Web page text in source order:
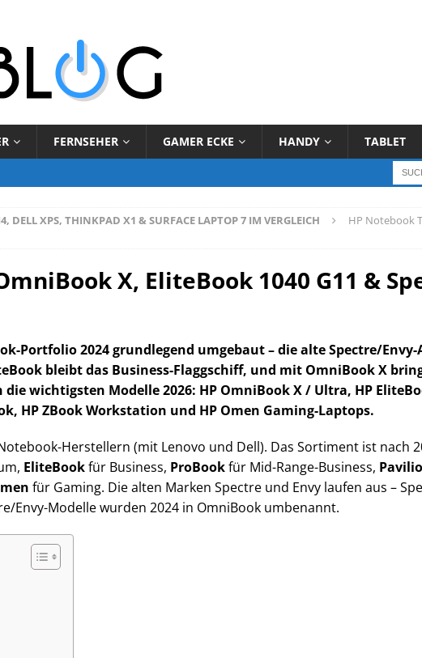
FERNSEHER GAMER ECKE HANDY TABLET
DELL XPS, THINKPAD X1 & SURFACE LAPTOP 7 IM VERGLEICH
HP Notebook
X, EliteBook 1040 G11 &
Portfolio 2024 grundlegend umgebaut – die alte Spectre/
bleibt das Business-Flaggschiff, und mit OmniBook X
wichtigsten Modelle 2026: HP OmniBook X / Ultra, HP
HP ZBook Workstation und HP Omen Gaming-Laptops.
Herstellern (mit Lenovo und Dell). Das Sortiment ist nach
EliteBookfür Business, ProBookfür Mid-Range-Business,
für Gaming. Die alten Marken Spectre und Envy laufen aus –
Envy-Modelle wurden 2024 in OmniBook umbenannt.